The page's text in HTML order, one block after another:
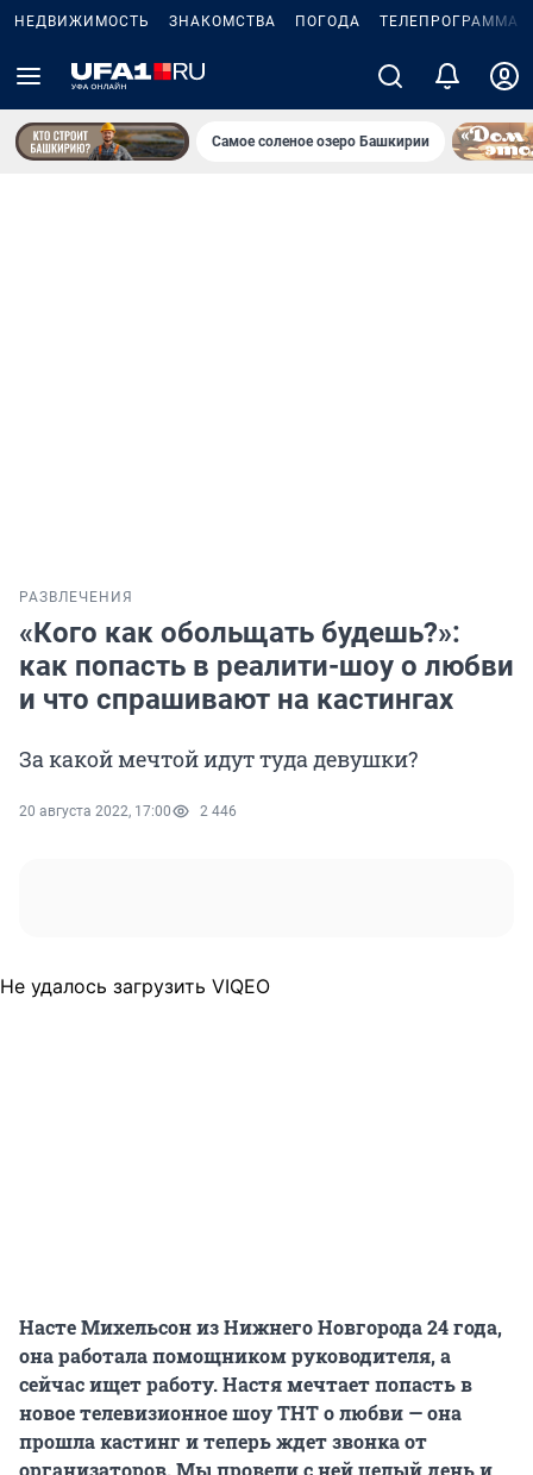
НЕДВИЖИМОСТЬ ЗНАКОМСТВА ПОГОДА ТЕЛЕПРОГРАММА
Самое соленое озеро Башкирии
РАЗВЛЕЧЕНИЯ
«Кого как обольщать будешь?»:
как попасть в реалити-шоу о любви
и что спрашивают на кастингах
За какой мечтой идут туда девушки?
20 августа 2022, 17:00 2 446
Не удалось загрузить VIQEO
Насте Михельсон из Нижнего Новгорода 24 года,
онаработала помощником руководителя, а
сейчас ищет работу.Настя мечтает попасть в
новое телевизионное шоу ТНТ о любви — она
прошла кастинг и теперь ждет звонка от
организаторов.Мы провели с ней целый день и